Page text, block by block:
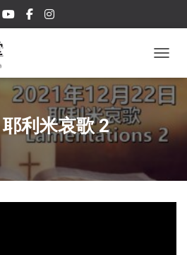
利米哀歌 2